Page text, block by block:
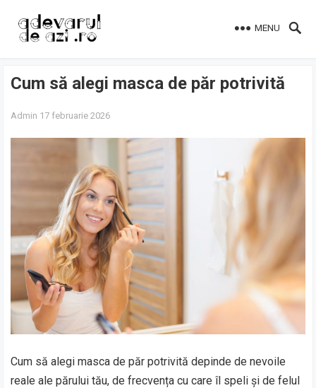
MENU
Cum să alegi masca de păr potrivită
Admin 17 februarie 2026
Cum să alegi masca de păr potrivită depinde de nevoile
reale ale părului tău, de frecvența cu care îl speli și de felul